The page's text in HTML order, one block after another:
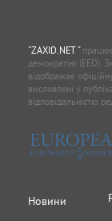
"ZAXID.NET "працює
демократію (EED).
відображає
висловлені у
відповідальністю
Новини